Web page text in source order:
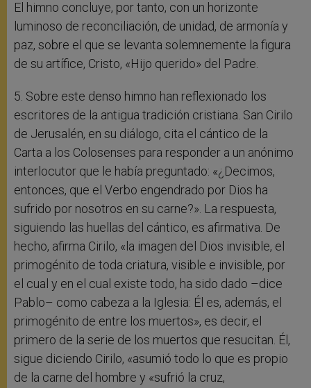
El himno concluye, por tanto, con un horizonte
luminoso de reconciliación, de unidad, de armonía y
paz, sobre el que se levanta solemnemente la figura
de su artífice, Cristo, «Hijo querido» del Padre.
5. Sobre este denso himno han reflexionado los
escritores de la antigua tradición cristiana. San Cirilo
de Jerusalén, en su diálogo, cita el cántico de la
Carta a los Colosenses para responder a un anónimo
interlocutor que le había preguntado: «¿Decimos,
entonces, que el Verbo engendrado por Dios ha
sufrido por nosotros en su carne?». La respuesta,
siguiendo las huellas del cántico, es afirmativa. De
hecho, afirma Cirilo, «la imagen del Dios invisible, el
primogénito de toda criatura, visible e invisible, por
el cual y en el cual existe todo, ha sido dado –dice
Pablo– como cabeza a la Iglesia: Él es, además, el
primogénito de entre los muertos», es decir, el
primero de la serie de los muertos que resucitan. Él,
sigue diciendo Cirilo, «asumió todo lo que es propio
de la carne del hombre y «sufrió la cruz,